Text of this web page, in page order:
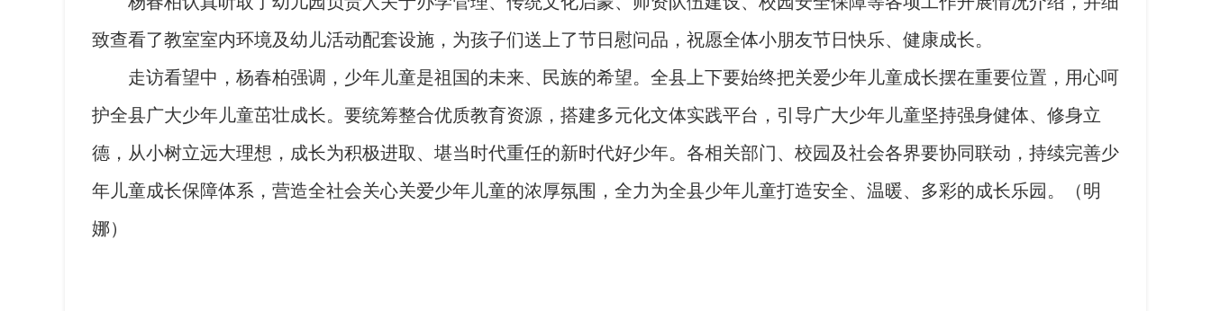
致查看了教室室内环境及幼儿活动配套设施，为孩子们送上了节日慰问品，祝愿全体小朋友节日快乐、健康成长。
走访看望中，杨春柏强调，少年儿童是祖国的未来、民族的希望。全县上下要始终把关爱少年儿童成长摆在重要位置，用心呵
护全县广大少年儿童茁壮成长。要统筹整合优质教育资源，搭建多元化文体实践平台，引导广大少年儿童坚持强身健体、修身立
德，从小树立远大理想，成长为积极进取、堪当时代重任的新时代好少年。各相关部门、校园及社会各界要协同联动，持续完善少
年儿童成长保障体系，营造全社会关心关爱少年儿童的浓厚氛围，全力为全县少年儿童打造安全、温暖、多彩的成长乐园。（明
娜）